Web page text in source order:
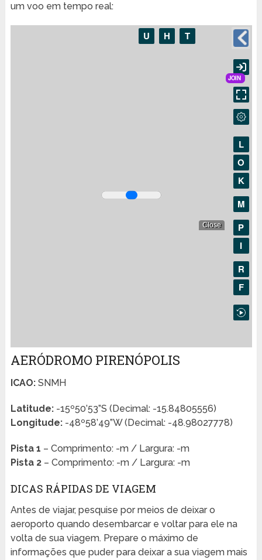
um voo em tempo real:
AERÓDROMO PIRENÓPOLIS
ICAO:SNMH
Latitude:-15º50’53”S (Decimal: -15.84805556)
Longitude:-48º58’49”W (Decimal: -48.98027778)
Pista 1 – Comprimento: -m / Largura: -m
Pista 2– Comprimento: -m / Largura: -m
DICAS RÁPIDAS DE VIAGEM
Antes de viajar, pesquise por meios de deixar o
aeroporto quando desembarcar e voltar para ele na
volta de sua viagem. Prepare o máximo de
informações que puder para deixar a sua viagem mais